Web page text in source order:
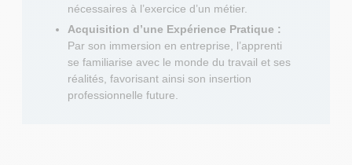
nécessaires à l’exercice d’un métier.
Acquisition d’une Expérience Pratique :
Par son immersion en entreprise, l’apprenti
se familiarise avec le monde du travail et ses
réalités, favorisant ainsi son insertion
professionnelle future.